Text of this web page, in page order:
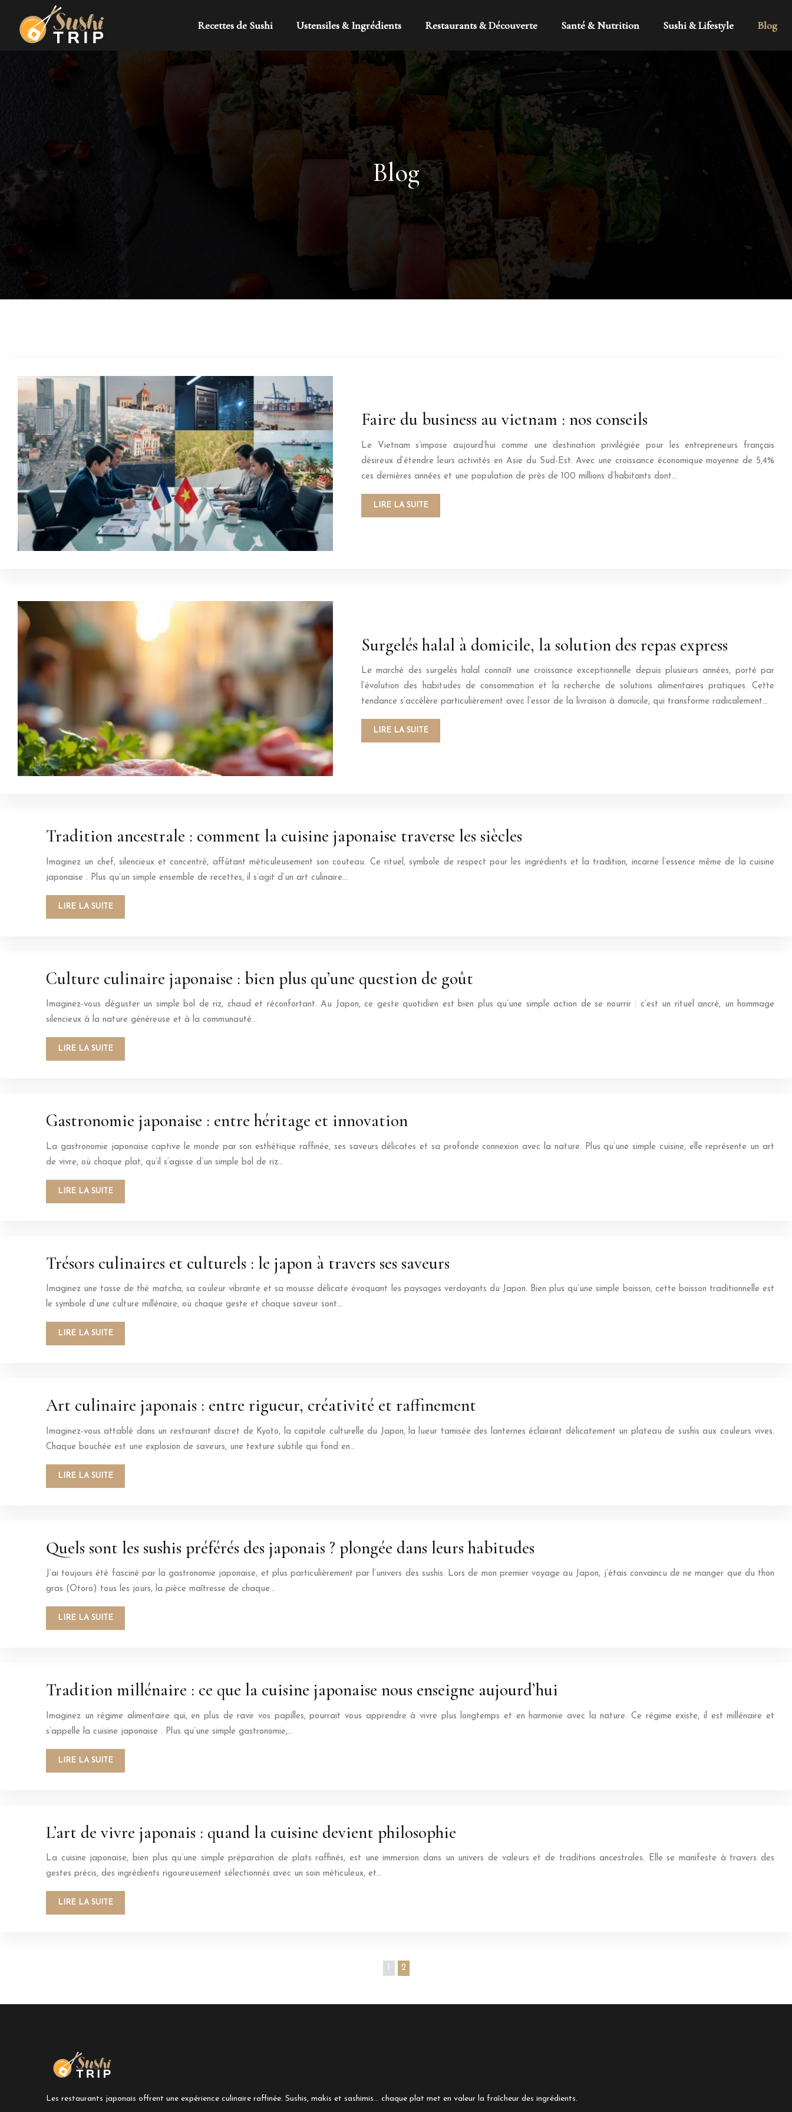
Recettes de Sushi Ustensiles & Ingrédients Restaurants & Découverte Santé & Nutrition Sushi & Lifestyle Blog
Blog
Faire du business au vietnam : nos conseils
Le Vietnam s’impose aujourd’hui comme une destination privilégiée pour les entrepreneurs français
désireux d’étendre leurs activités en Asie du Sud-Est. Avec une croissance économique moyenne de 5,4%
ces dernières années et une population de près de 100 millions d’habitants dont…
LIRE LA SUITE
Surgelés halal à domicile, la solution des repas express
Le marché des surgelés halal connaît une croissance exceptionnelle depuis plusieurs années, porté par
l’évolution des habitudes de consommation et la recherche de solutions alimentaires pratiques. Cette
tendance s’accélère particulièrement avec l’essor de la livraison à domicile, qui transforme radicalement…
LIRE LA SUITE
Tradition ancestrale : comment la cuisine japonaise traverse les siècles
Imaginez un chef, silencieux et concentré, affûtant méticuleusement son couteau. Ce rituel, symbole de respect pour les ingrédients et la tradition, incarne l’essence même de la cuisine
japonaise . Plus qu’un simple ensemble de recettes, il s’agit d’un art culinaire…
LIRE LA SUITE
Culture culinaire japonaise : bien plus qu’une question de goût
Imaginez-vous déguster un simple bol de riz, chaud et réconfortant. Au Japon, ce geste quotidien est bien plus qu’une simple action de se nourrir : c’est un rituel ancré, un hommage
silencieux à la nature généreuse et à la communauté…
LIRE LA SUITE
Gastronomie japonaise : entre héritage et innovation
La gastronomie japonaise captive le monde par son esthétique raffinée, ses saveurs délicates et sa profonde connexion avec la nature. Plus qu’une simple cuisine, elle représente un art
de vivre, où chaque plat, qu’il s’agisse d’un simple bol de riz…
LIRE LA SUITE
Trésors culinaires et culturels : le japon à travers ses saveurs
Imaginez une tasse de thé matcha, sa couleur vibrante et sa mousse délicate évoquant les paysages verdoyants du Japon. Bien plus qu’une simple boisson, cette boisson traditionnelle est
le symbole d’une culture millénaire, où chaque geste et chaque saveur sont…
LIRE LA SUITE
Art culinaire japonais : entre rigueur, créativité et raffinement
Imaginez-vous attablé dans un restaurant discret de Kyoto, la capitale culturelle du Japon, la lueur tamisée des lanternes éclairant délicatement un plateau de sushis aux couleurs vives.
Chaque bouchée est une explosion de saveurs, une texture subtile qui fond en…
LIRE LA SUITE
Quels sont les sushis préférés des japonais ? plongée dans leurs habitudes
J’ai toujours été fasciné par la gastronomie japonaise, et plus particulièrement par l’univers des sushis. Lors de mon premier voyage au Japon, j’étais convaincu de ne manger que du thon
gras (Otoro) tous les jours, la pièce maîtresse de chaque…
LIRE LA SUITE
Tradition millénaire : ce que la cuisine japonaise nous enseigne aujourd’hui
Imaginez un régime alimentaire qui, en plus de ravir vos papilles, pourrait vous apprendre à vivre plus longtemps et en harmonie avec la nature. Ce régime existe, il est millénaire et
s’appelle la cuisine japonaise . Plus qu’une simple gastronomie,…
LIRE LA SUITE
L’art de vivre japonais : quand la cuisine devient philosophie
La cuisine japonaise, bien plus qu’une simple préparation de plats raffinés, est une immersion dans un univers de valeurs et de traditions ancestrales. Elle se manifeste à travers des
gestes précis, des ingrédients rigoureusement sélectionnés avec un soin méticuleux, et…
LIRE LA SUITE
1 2
Les restaurants japonais offrent une expérience culinaire raffinée. Sushis, makis et sashimis… chaque plat met en valeur la fraîcheur des ingrédients.